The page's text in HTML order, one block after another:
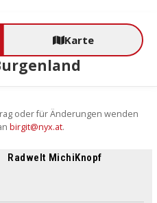
Karte
oder für Änderungen wenden
birgit@nyx.at.
Radwelt MichiKnopf